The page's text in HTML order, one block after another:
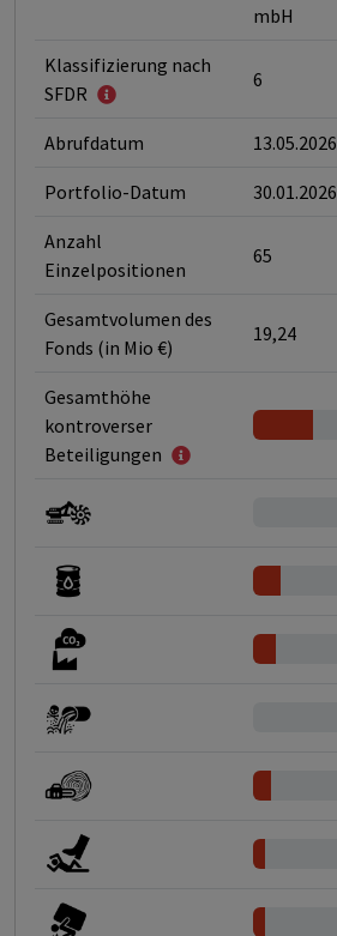
mbH
Klassifizierung nach
SFDR
6
Abrufdatum 13.05.2026
Portfolio-Datum 30.01.2026
Anzahl
Einzelpositionen
65
Gesamtvolumen des
Fonds (in Mio €)
19,24
Gesamthöhe
kontroverser
Beteiligungen